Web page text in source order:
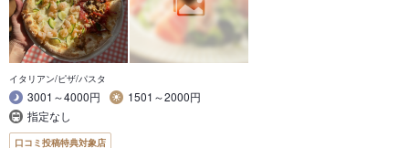
イタリアン/ピザ/パスタ
3001～4000円
1501～2000円
指定なし
口コミ投稿特典対象店